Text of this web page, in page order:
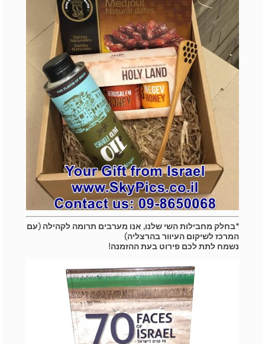
*בחלק מחבילות השי שלנו, אנו מערבים תרומה לקהילה (עם
המרכז לשיקום העיוור בהרצליה)
נשמח לתת לכם פירוט בעת ההזמנה!